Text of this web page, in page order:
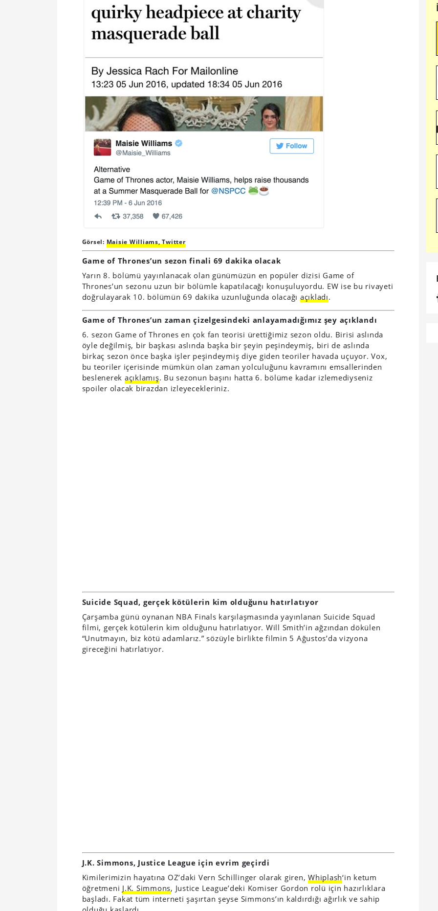
Görsel: Maisie Williams, Twitter
Game of Thrones’un sezon finali 69 dakika olacak
Yarın 8. bölümü yayınlanacak olan günümüzün en popüler dizisi Game of
Thrones’un sezonu uzun bir bölümle kapatılacağı konuşuluyordu. EW ise bu rivayeti
doğrulayarak 10. bölümün 69 dakika uzunluğunda olacağı açıkladı.
Game of Thrones’un zaman çizelgesindeki anlayamadığımız şey açıklandı
6. sezon Game of Thrones en çok fan teorisi ürettiğimiz sezon oldu. Birisi aslında
öyle değilmiş, bir başkası aslında başka bir şeyin peşindeymiş, biri de aslında
birkaç sezon önce başka işler peşindeymiş diye giden teoriler havada uçuyor. Vox,
bu teoriler içerisinde mümkün olan zaman yolculuğunu kavramını emsallerinden
beslenerek açıklamış. Bu sezonun başını hatta 6. bölüme kadar izlemediyseniz
spoiler olacak birazdan izleyecekleriniz.
Suicide Squad, gerçek kötülerin kim olduğunu hatırlatıyor
Çarşamba günü oynanan NBA Finals karşılaşmasında yayınlanan Suicide Squad
filmi, gerçek kötülerin kim olduğunu hatırlatıyor. Will Smith’in ağzından dökülen
“Unutmayın, biz kötü adamlarız.” sözüyle birlikte filmin 5 Ağustos’da vizyona
gireceğini hatırlatıyor.
J.K. Simmons, Justice League için evrim geçirdi
Kimilerimizin hayatına OZ’daki Vern Schillinger olarak giren,Whiplash‘in ketum
öğretmeni J.K. Simmons, Justice League’deki Komiser Gordon rolü için hazırlıklara
başladı. Fakat tüm interneti şaşırtan şeyse Simmons’ın kaldırdığı ağırlık ve sahip